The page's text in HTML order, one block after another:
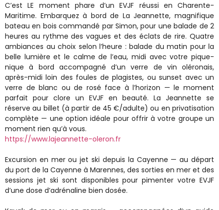
C’est LE moment phare d’un EVJF réussi en Charente-
Maritime. Embarquez à bord de La Jeannette, magnifique
bateau en bois commandé par Simon, pour une balade de 2
heures au rythme des vagues et des éclats de rire. Quatre
ambiances au choix selon l’heure : balade du matin pour la
belle lumière et le calme de l’eau, midi avec votre pique-
nique à bord accompagné d’un verre de vin oléronais,
après-midi loin des foules de plagistes, ou sunset avec un
verre de blanc ou de rosé face à l’horizon — le moment
parfait pour clore un EVJF en beauté. La Jeannette se
réserve au billet (à partir de 45 €/adulte) ou en privatisation
complète — une option idéale pour offrir à votre groupe un
moment rien qu’à vous.
https://www.lajeannette-oleron.fr
Excursion en mer ou jet ski depuis la Cayenne — au départ
du port de la Cayenne à Marennes, des sorties en mer et des
sessions jet ski sont disponibles pour pimenter votre EVJF
d’une dose d’adrénaline bien dosée.